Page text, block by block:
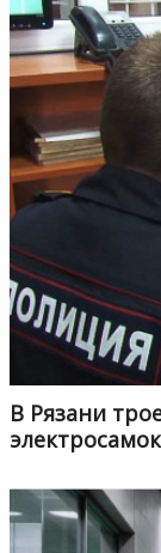
В Рязани